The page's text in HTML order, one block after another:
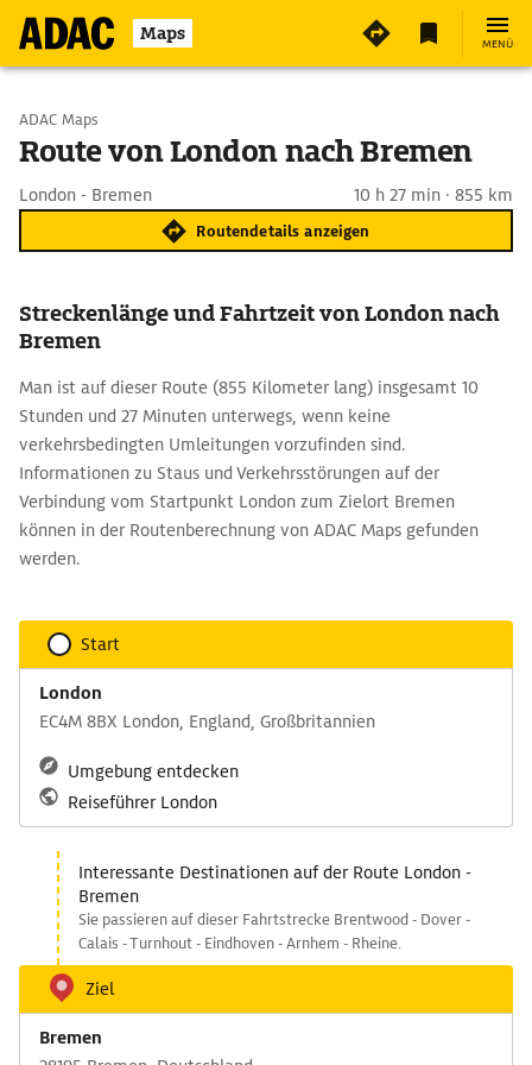
Maps MENÜ
Start wählen
ADAC Maps
Route von London nach Bremen
London - Bremen 10 h 27 min · 855 km
Routendetails anzeigen
Streckenlänge und Fahrtzeit von London nach
Bremen
Man ist auf dieser Route (855 Kilometer lang) insgesamt 10
Stunden und 27 Minuten unterwegs, wenn keine
verkehrsbedingten Umleitungen vorzufinden sind.
Informationen zu Staus und Verkehrsstörungen auf der
Verbindung vom Startpunkt London zum Zielort Bremen
können in der Routenberechnung von ADAC Maps gefunden
werden.
Start
London
EC4M 8BX London, England, Großbritannien
Umgebung entdecken
Reiseführer London
Interessante Destinationen auf der Route London -
Bremen
Sie passieren auf dieser Fahrtstrecke Brentwood - Dover -
Calais - Turnhout - Eindhoven - Arnhem - Rheine.
Ziel
Bremen